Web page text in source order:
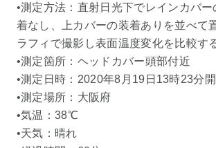
•測定方法：直射日光下でレインカバ
着なし、上カバーの装着ありを並べて
ラフィで撮影し表面温度変化を比較す
•測定箇所：ヘッドカバー頭部付近
•測定日時：2020年8月19日13時23分
•測定場所：大阪府
•気温：38℃
•天気：晴れ